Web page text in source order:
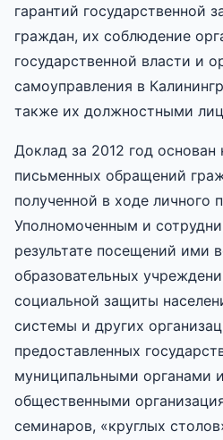
гарантий государственной
граждан, их соблюдение
государственной власти и
самоуправления в
также их должностными
Доклад за 2012 год основан
письменных обращений
полученной в ходе личного
Уполномоченным и
результате посещений ими
образовательных
социальной защиты
системы и других
предоставленных
муниципальными органами
общественными
семинаров, «круглых